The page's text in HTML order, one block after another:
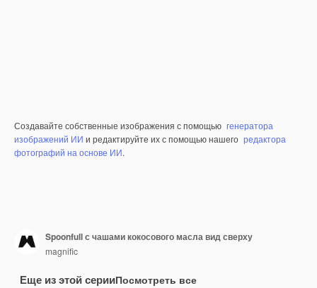
Создавайте собственные изображения с помощью генератора
изображений ИИ и редактируйте их с помощью нашего редактора
фотографий на основе ИИ.
Spoonfull с чашами кокосового масла вид сверху
magnific
Еще из этой серииПосмотреть все